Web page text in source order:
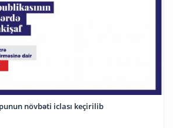
növbəti iclası keçirilib